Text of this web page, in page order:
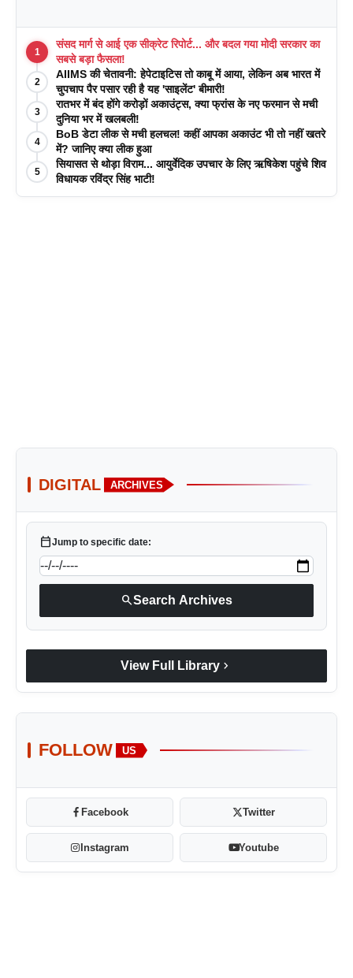
1
संसद मार्ग से आई एक सीक्रेट रिपोर्ट... और बदल गया मोदी सरकार का
सबसे बड़ा फैसला!
2
AIIMS की चेतावनी: हेपेटाइटिस तो काबू में आया, लेकिन अब भारत में
चुपचाप पैर पसार रही है यह 'साइलेंट' बीमारी!
3
रातभर में बंद होंगे करोड़ों अकाउंट्स, क्या फ्रांस के नए फरमान से मची
दुनिया भर में खलबली!
4
BoB डेटा लीक से मची हलचल! कहीं आपका अकाउंट भी तो नहीं खतरे
में? जानिए क्या लीक हुआ
5
सियासत से थोड़ा विराम... आयुर्वेदिक उपचार के लिए ऋषिकेश पहुंचे शिव
विधायक रविंद्र सिंह भाटी!
DIGITAL ARCHIVES
calendar_todayJump to specific date:
searchSearch Archives
View Full Library chevron_right
FOLLOW US
Facebook Twitter
Instagram Youtube